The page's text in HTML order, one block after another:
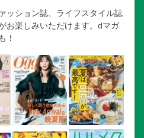
第３７回
を連れてくる』
ッション誌、ライフスタイル誌
お楽しみいただけます。dマガ
！